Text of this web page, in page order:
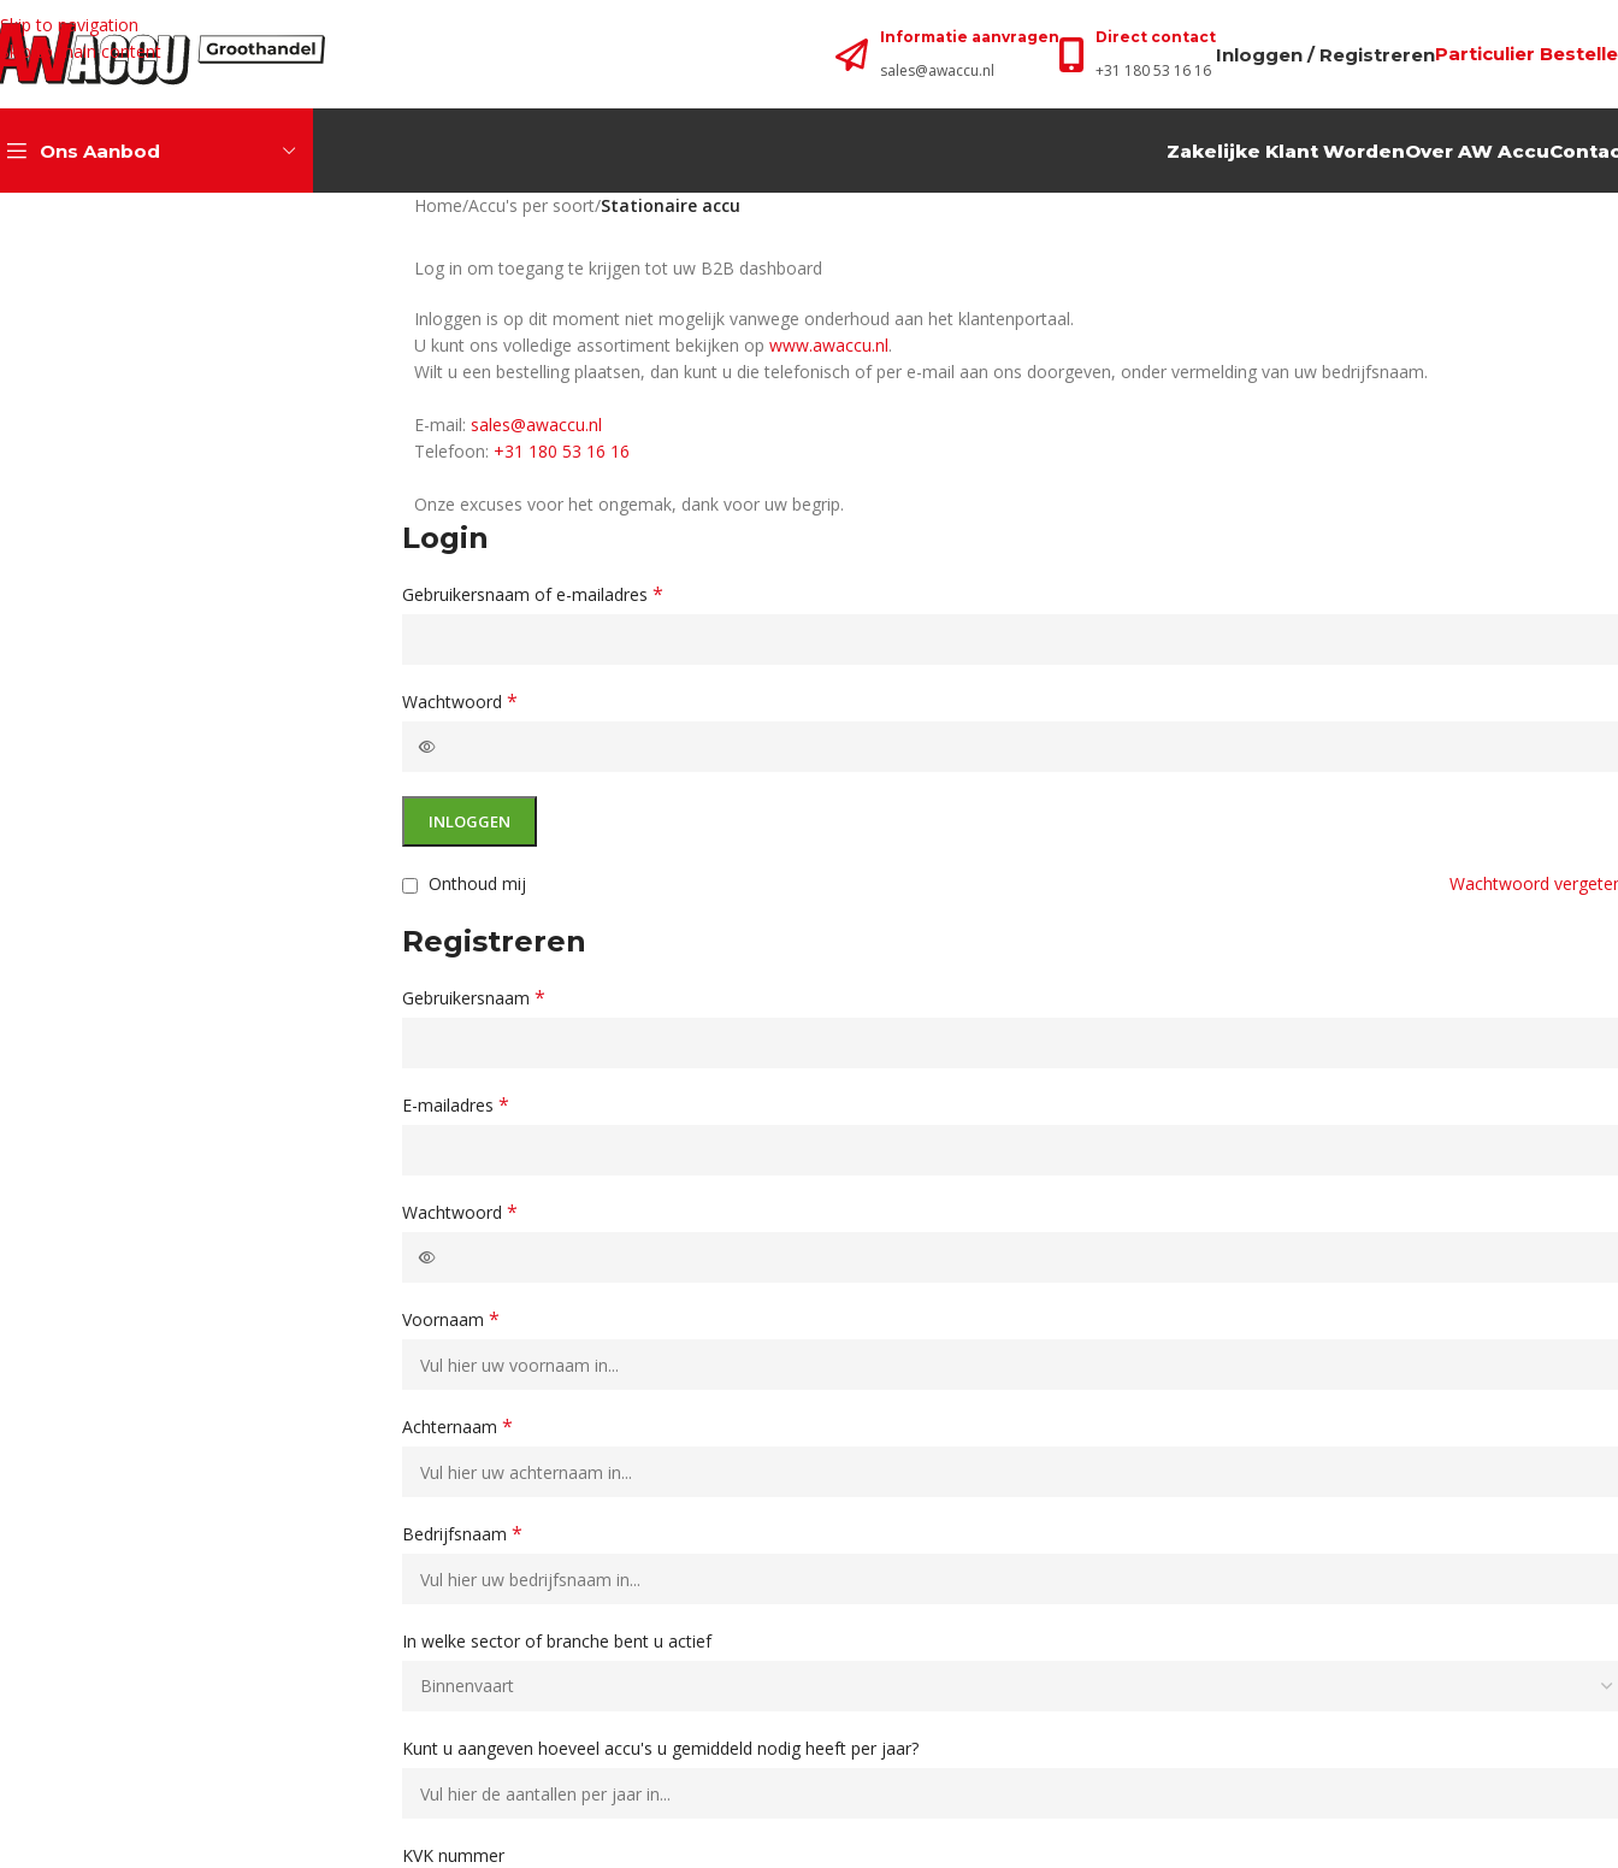
Skip to navigation
Skip to main content
Informatie aanvragen
sales@awaccu.nl
Direct contact
+31 180 53 16 16
Inloggen / RegistrerenParticulier
Ons Aanbod Zakelijke Klant WordenOver AW Accu
Home/Accu's per soort/Stationaire accu
Log in om toegang te krijgen tot uw B2B dashboard
Inloggen is op dit moment niet mogelijk vanwege onderhoud aan het klantenportaal.
U kunt ons volledige assortiment bekijken op www.awaccu.nl.
Wilt u een bestelling plaatsen, dan kunt u die telefonisch of per e-mail aan ons doorgeven, onder vermelding van uw bedrijfsnaam.
E-mail: sales@awaccu.nl
Telefoon: +31 180 53 16 16
Onze excuses voor het ongemak, dank voor uw begrip.
Login
Gebruikersnaam of e-mailadres *
Wachtwoord *
INLOGGEN
Wachtwoord
Onthoud mij
Registreren
Gebruikersnaam *
E-mailadres *
Wachtwoord *
Voornaam *
Achternaam *
Bedrijfsnaam *
In welke sector of branche bent u actief
Kunt u aangeven hoeveel accu's u gemiddeld nodig heeft per jaar?
KVK nummer